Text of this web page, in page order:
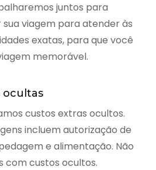
juntos para
sua viagem para atender às
exatas, para que você
memorável.
ocultas
custos extras ocultos.
incluem autorização de
e alimentação. Não
com custos ocultos.